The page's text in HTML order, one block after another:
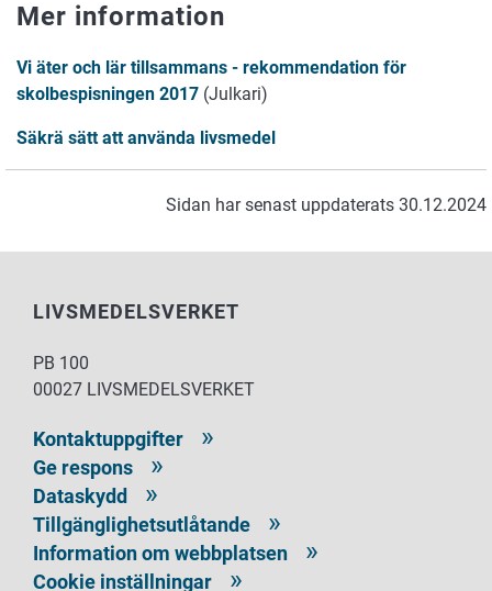
Mer information
Vi äter och lär tillsammans - rekommendation för
skolbespisningen 2017 (Julkari)
Säkrä sätt att använda livsmedel
Sidan har senast uppdaterats 30.12.2024
LIVSMEDELSVERKET
PB 100
00027 LIVSMEDELSVERKET
Kontaktuppgifter
Ge respons
Dataskydd
Tillgänglighetsutlåtande
Information om webbplatsen
Cookie inställningar